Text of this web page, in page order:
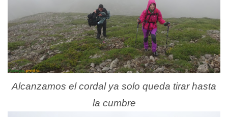
Alcanzamos el cordal ya solo queda tirar hasta
la cumbre